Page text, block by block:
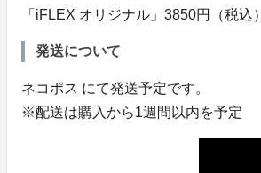
「iFLEX オリジナル」3850円（税込）
発送について
ネコポス にて発送予定です。
※配送は購入から1週間以内を予定